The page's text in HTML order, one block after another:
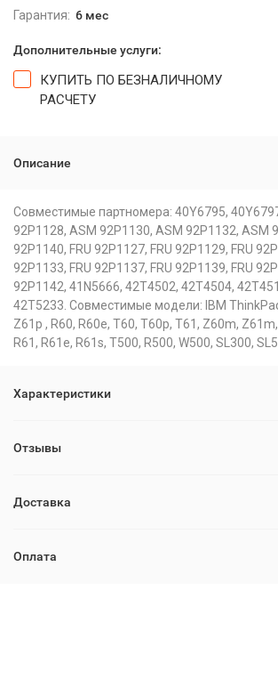
Гарантия: 6 мес
Дополнительные услуги:
КУПИТЬ ПО БЕЗНАЛИЧНОМУ
РАСЧЕТУ
Описание
Совместимые партномера: 40Y6795,
92P1128, ASM 92P1130, ASM 92P1132, ASM
92P1140, FRU 92P1127, FRU 92P1129, FRU
92P1133, FRU 92P1137, FRU 92P1139, FRU
92P1142, 41N5666, 42T4502, 42T4504,
42T5233. Совместимые модели: IBM
Z61p , R60, R60e, T60, T60p, T61, Z60m,
R61, R61e, R61s, T500, R500, W500, SL300,
Характеристики
Отзывы
Доставка
Оплата